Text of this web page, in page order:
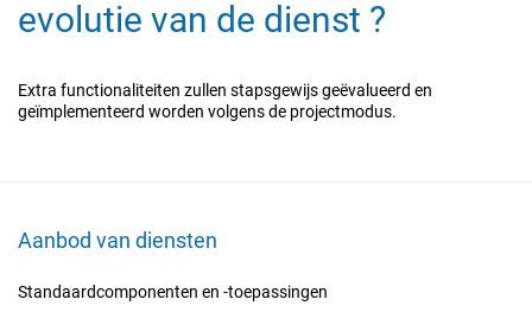
evolutie van de dienst ?
Extra functionaliteiten zullen stapsgewijs geëvalueerd en
geïmplementeerd worden volgens de projectmodus.
Aanbod van diensten
Standaardcomponenten en -toepassingen